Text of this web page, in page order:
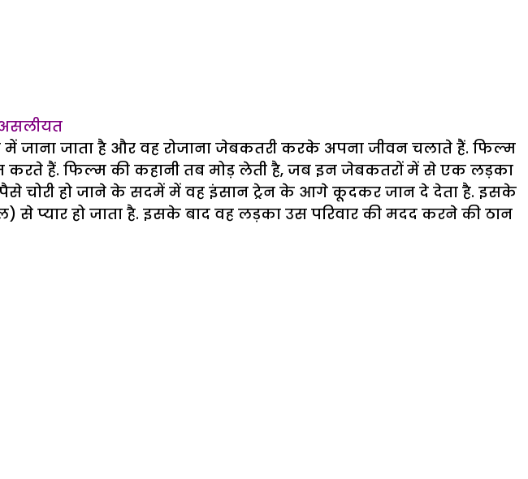
जाता है और वह रोजाना जेबकतरी करके अपना जीवन चलाते हैं. फिल्म
करते हैं. फिल्म की कहानी तब मोड़ लेती है, जब इन जेबकतरों में से एक लड़का
चोरी हो जाने के सदमें में वह इंसान ट्रेन के आगे कूदकर जान दे देता है. इसके
प्यार हो जाता है. इसके बाद वह लड़का उस परिवार की मदद करने की ठान